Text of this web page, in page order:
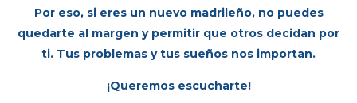
Por eso, si eres un nuevo madrileño, no puedes
quedarte al margen y permitir que otros decidan por
ti. Tus problemas y tus sueños nos importan.
¡Queremos escucharte!